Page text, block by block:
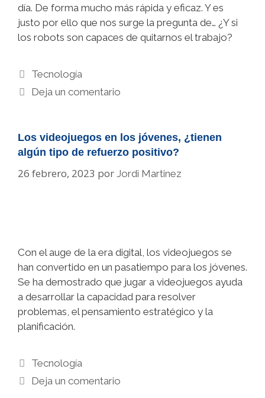
día. De forma mucho más rápida y eficaz. Y es
justo por ello que nos surge la pregunta de… ¿Y si
los robots son capaces de quitarnos el trabajo?
Categorías
Tecnología
Deja un comentario
Los videojuegos en los jóvenes, ¿tienen
algún tipo de refuerzo positivo?
26 febrero, 2023 por Jordi Martinez
Con el auge de la era digital, los videojuegos se
han convertido en un pasatiempo para los jóvenes.
Se ha demostrado que jugar a videojuegos ayuda
a desarrollar la capacidad para resolver
problemas, el pensamiento estratégico y la
planificación.
Categorías
Tecnología
Deja un comentario